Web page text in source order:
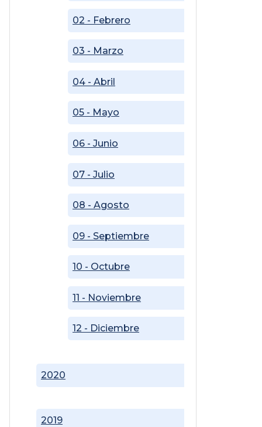
2019
2020
02 - Febrero
03 - Marzo
04 - Abril
05 - Mayo
06 - Junio
07 - Julio
08 - Agosto
09 - Septiembre
10 - Octubre
11 - Noviembre
12 - Diciembre